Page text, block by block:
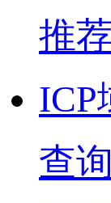
推
ICP
查